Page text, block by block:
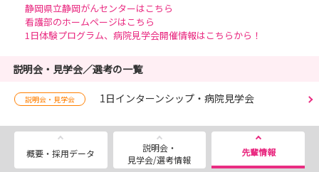
静岡県立静岡がんセンターはこちら
看護部のホームページはこちら
1日体験プログラム、病院見学会開催情報はこちらから！
説明会・見学会／選考の一覧
説明会・見学会 1日インターンシップ・病院見学会
概要・採用データ
説明会・
見学会/選考情報
先輩情報